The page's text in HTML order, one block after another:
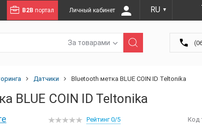
B2B портал Личный кабинет RU ▼
За товарами
Датчики Bluetooth метка BLUE COIN ID Teltonika
BLUE COIN ID Teltonika
Код
Рейтинг 0/5